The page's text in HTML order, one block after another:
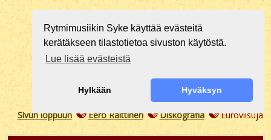
Rytmimusiikin Syke käyttää evästeitä
kerätäkseen tilastotietoa sivuston käytöstä.
Lue lisää evästeistä
Hylkään Hyväksyn
Sivun loppuun Eero Raittinen Diskografia Euroviisuja